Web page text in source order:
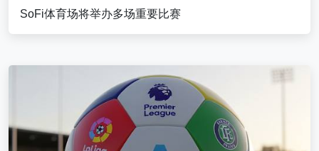
SoFi体育场将举办多场重要比赛